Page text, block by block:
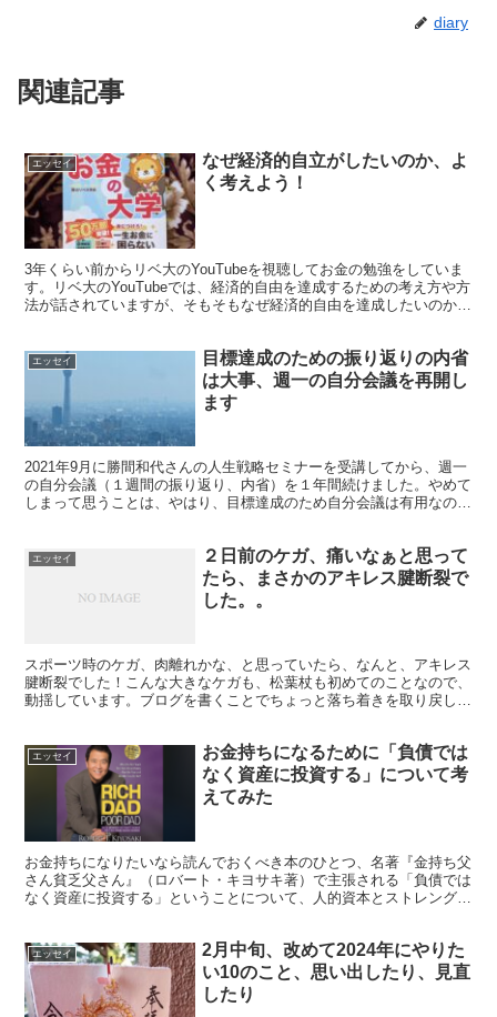
diary
関連記事
エッセイ
なぜ経済的自立がしたいのか、よ
く考えよう！
3年くらい前からリベ大のYouTubeを視聴してお金の勉強をしていま
す。リベ大のYouTubeでは、経済的自由を達成するための考え方や方
法が話されていますが、そもそもなぜ経済的自由を達成したいのか考
エッセイ
目標達成のための振り返りの内省
は大事、週一の自分会議を再開し
ます
2021年9月に勝間和代さんの人生戦略セミナーを受講してから、週一
の自分会議（１週間の振り返り、内省）を１年間続けました。やめて
しまって思うことは、やはり、目標達成のため自分会議は有用なので
エッセイ
２日前のケガ、痛いなぁと思って
たら、まさかのアキレス腱断裂で
した。。
スポーツ時のケガ、肉離れかな、と思っていたら、なんと、アキレス
腱断裂でした！こんな大きなケガも、松葉杖も初めてのことなので、
動揺しています。ブログを書くことでちょっと落ち着きを取り戻した
エッセイ
お金持ちになるために「負債では
なく資産に投資する」について考
えてみた
お金持ちになりたいなら読んでおくべき本のひとつ、名著『金持ち父
さん貧乏父さん』（ロバート・キヨサキ著）で主張される「負債では
なく資産に投資する」ということについて、人的資本とストレングス
エッセイ
2月中旬、改めて2024年にやりた
い10のこと、思い出したり、見直
したり